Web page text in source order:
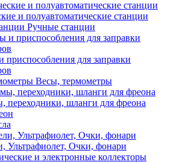
и полуавтоматические станции
Ручные станции
приспособления для заправки
Весы, термометры
переходники, шланги для фреона
Ультрафиолет, Очки, фонари